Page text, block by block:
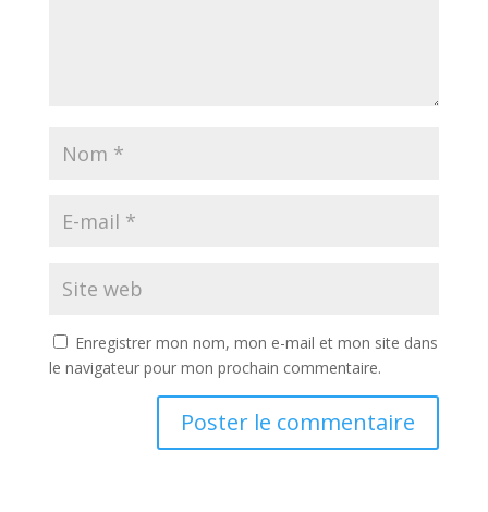
Enregistrer mon nom, mon e-mail et mon site dans
le navigateur pour mon prochain commentaire.